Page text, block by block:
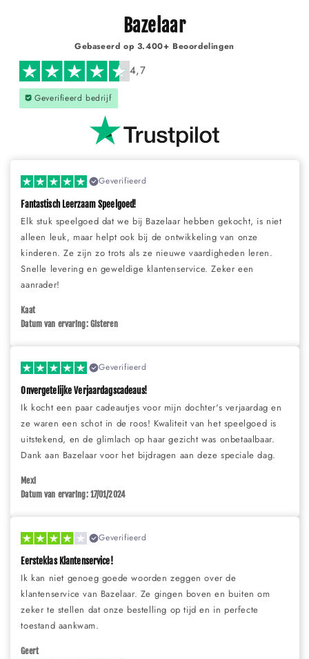
Bazelaar
Gebaseerd op 3.400+ Beoordelingen
4,7
Geverifieerd bedrijf
Geverifieerd
Fantastisch Leerzaam Speelgoed!
Elk stuk speelgoed dat we bij Bazelaar hebben gekocht, is niet
alleen leuk, maar helpt ook bij de ontwikkeling van onze
kinderen. Ze zijn zo trots als ze nieuwe vaardigheden leren.
Snelle levering en geweldige klantenservice. Zeker een
aanrader!
Kaat
Datum van ervaring: Gisteren
Geverifieerd
Onvergetelijke Verjaardagscadeaus!
Ik kocht een paar cadeautjes voor mijn dochter's verjaardag en
ze waren een schot in de roos! Kwaliteit van het speelgoed is
uitstekend, en de glimlach op haar gezicht was onbetaalbaar.
Dank aan Bazelaar voor het bijdragen aan deze speciale dag.
Mexi
Datum van ervaring: 17/01/2024
Geverifieerd
Eersteklas Klantenservice!
Ik kan niet genoeg goede woorden zeggen over de
klantenservice van Bazelaar. Ze gingen boven en buiten om
zeker te stellen dat onze bestelling op tijd en in perfecte
toestand aankwam.
Geert